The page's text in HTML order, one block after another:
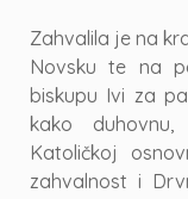
Zahvalila je na
Novsku te na
biskupu Ivi za
kako
Katoličkoj
zahvalnost i